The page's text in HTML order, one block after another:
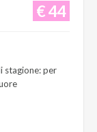
€ 44
stagione: per